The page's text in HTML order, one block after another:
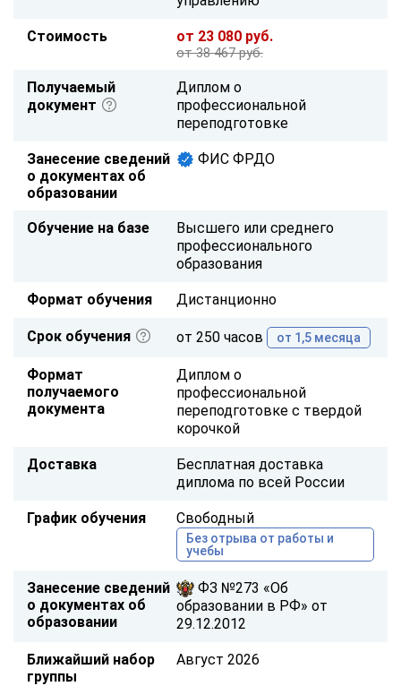
Стоимость от 23 080 руб.
от 38 467 руб.
Получаемый
документ
Диплом о
профессиональной
переподготовке
Занесение сведений
о документах об
образовании
ФИС ФРДО
Обучение на базе
Высшего или среднего
профессионального
образования
Формат обучения Дистанционно
Срок обучения от 250 часов от 1,5 месяца
Формат
получаемого
документа
Диплом о
профессиональной
переподготовке с твердой
корочкой
Доставка
Бесплатная доставка
диплома по всей России
График обучения Свободный
Без отрыва от работы и
учебы
Занесение сведений
о документах об
образовании
ФЗ №273 «Об
образовании в РФ» от
29.12.2012
Ближайший набор
группы
Август 2026